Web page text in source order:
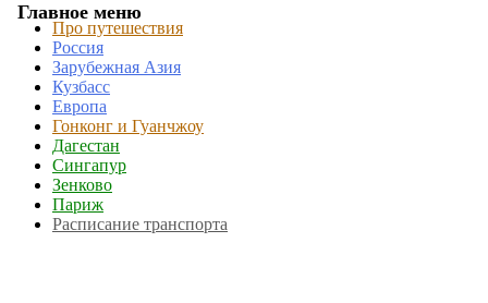
Главное меню
Про путешествия
Россия
Зарубежная Азия
Кузбасс
Европа
Гонконг и Гуанчжоу
Дагестан
Сингапур
Зенково
Париж
Расписание транспорта